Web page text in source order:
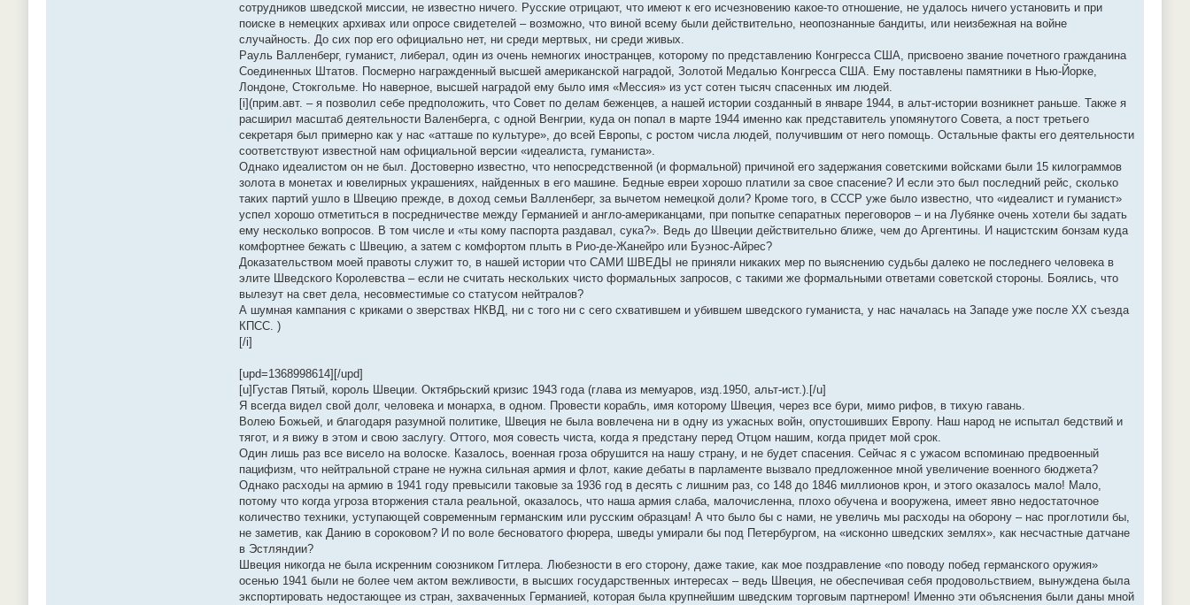
сотрудников шведской миссии, не известно ничего. Русские отрицают, что имеют к его исчезновению какое-то отношение, не удалось ничего установить и при
поиске в немецких архивах или опросе свидетелей – возможно, что виной всему были действительно, неопознанные бандиты, или неизбежная на войне
случайность. До сих пор его официально нет, ни среди мертвых, ни среди живых.
Рауль Валленберг, гуманист, либерал, один из очень немногих иностранцев, которому по представлению Конгресса США, присвоено звание почетного гражданина
Соединенных Штатов. Посмерно награжденный высшей американской наградой, Золотой Медалью Конгресса США. Ему поставлены памятники в Нью-Йорке,
Лондоне, Стокгольме. Но наверное, высшей наградой ему было имя «Мессия» из уст сотен тысяч спасенных им людей.
[i](прим.авт. – я позволил себе предположить, что Совет по делам беженцев, а нашей истории созданный в январе 1944, в альт-истории возникнет раньше. Также я
расширил масштаб деятельности Валенберга, с одной Венгрии, куда он попал в марте 1944 именно как представитель упомянутого Совета, а пост третьего
секретаря был примерно как у нас «атташе по культуре», до всей Европы, с ростом числа людей, получившим от него помощь. Остальные факты его деятельности
соответствуют известной нам официальной версии «идеалиста, гуманиста».
Однако идеалистом он не был. Достоверно известно, что непосредственной (и формальной) причиной его задержания советскими войсками были 15 килограммов
золота в монетах и ювелирных украшениях, найденных в его машине. Бедные евреи хорошо платили за свое спасение? И если это был последний рейс, сколько
таких партий ушло в Швецию прежде, в доход семьи Валленберг, за вычетом немецкой доли? Кроме того, в СССР уже было известно, что «идеалист и гуманист»
успел хорошо отметиться в посредничестве между Германией и англо-американцами, при попытке сепаратных переговоров – и на Лубянке очень хотели бы задать
ему несколько вопросов. В том числе и «ты кому паспорта раздавал, сука?». Ведь до Швеции действительно ближе, чем до Аргентины. И нацистским бонзам куда
комфортнее бежать с Швецию, а затем с комфортом плыть в Рио-де-Жанейро или Буэнос-Айрес?
Доказательством моей правоты служит то, в нашей истории что САМИ ШВЕДЫ не приняли никаких мер по выяснению судьбы далеко не последнего человека в
элите Шведского Королевства – если не считать нескольких чисто формальных запросов, с такими же формальными ответами советской стороны. Боялись, что
вылезут на свет дела, несовместимые со статусом нейтралов?
А шумная кампания с криками о зверствах НКВД, ни с того ни с сего схватившем и убившем шведского гуманиста, у нас началась на Западе уже после ХХ съезда
КПСС. )
[/i]
[upd=1368998614][/upd]
[u]Густав Пятый, король Швеции. Октябрьский кризис 1943 года (глава из мемуаров, изд.1950, альт-ист.).[/u]
Я всегда видел свой долг, человека и монарха, в одном. Провести корабль, имя которому Швеция, через все бури, мимо рифов, в тихую гавань.
Волею Божьей, и благодаря разумной политике, Швеция не была вовлечена ни в одну из ужасных войн, опустошивших Европу. Наш народ не испытал бедствий и
тягот, и я вижу в этом и свою заслугу. Оттого, моя совесть чиста, когда я предстану перед Отцом нашим, когда придет мой срок.
Один лишь раз все висело на волоске. Казалось, военная гроза обрушится на нашу страну, и не будет спасения. Сейчас я с ужасом вспоминаю предвоенный
пацифизм, что нейтральной стране не нужна сильная армия и флот, какие дебаты в парламенте вызвало предложенное мной увеличение военного бюджета?
Однако расходы на армию в 1941 году превысили таковые за 1936 год в десять с лишним раз, со 148 до 1846 миллионов крон, и этого оказалось мало! Мало,
потому что когда угроза вторжения стала реальной, оказалось, что наша армия слаба, малочисленна, плохо обучена и вооружена, имеет явно недостаточное
количество техники, уступающей современным германским или русским образцам! А что было бы с нами, не увеличь мы расходы на оборону – нас проглотили бы,
не заметив, как Данию в сороковом? И по воле бесноватого фюрера, шведы умирали бы под Петербургом, на «исконно шведских землях», как несчастные датчане
в Эстляндии?
Швеция никогда не была искренним союзником Гитлера. Любезности в его сторону, даже такие, как мое поздравление «по поводу побед германского оружия»
осенью 1941 были не более чем актом вежливости, в высших государственных интересах – ведь Швеция, не обеспечивая себя продовольствием, вынуждена была
экспортировать недостающее из стран, захваченных Германией, которая была крупнейшим шведским торговым партнером! Именно эти объяснения были даны мной